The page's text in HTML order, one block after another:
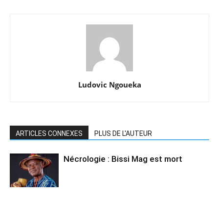
Ludovic Ngoueka
ARTICLES CONNEXES PLUS DE L'AUTEUR
Nécrologie : Bissi Mag est mort